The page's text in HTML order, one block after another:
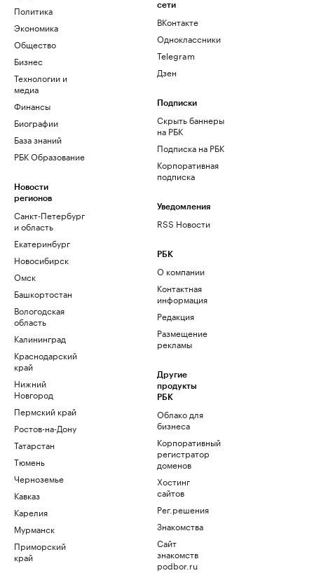
Политика
Экономика
Общество
Бизнес
Технологии и
медиа
Финансы
Биографии
База знаний
РБК Образование
Новости
регионов
Санкт-Петербург
и область
Екатеринбург
Новосибирск
Омск
Башкортостан
Вологодская
область
Калининград
Краснодарский
край
Нижний
Новгород
Пермский край
Ростов-на-Дону
Татарстан
Тюмень
Черноземье
Кавказ
Карелия
Мурманск
Приморский
край
сети
ВКонтакте
Одноклассники
Telegram
Дзен
Подписки
Скрыть баннеры
на РБК
Подписка на РБК
Корпоративная
подписка
Уведомления
RSS Новости
РБК
О компании
Контактная
информация
Редакция
Размещение
рекламы
Другие
продукты
РБК
Облако для
бизнеса
Корпоративный
регистратор
доменов
Хостинг
сайтов
Рег.решения
Знакомства
Сайт
знакомств
podbor.ru